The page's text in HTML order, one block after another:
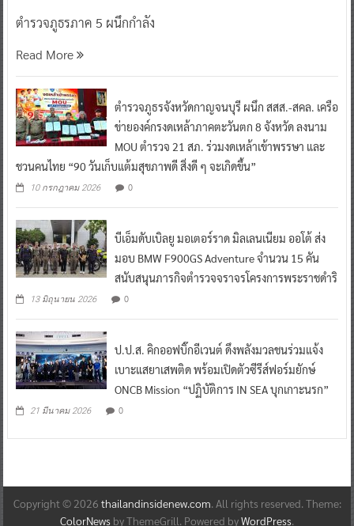
ตำรวจภูธรภาค 5 ผนึกกำลัง
Read More
ตำรวจภูธรจังหวัดกาญจนบุรี ผนึก สสส.-สคล. เครือ
ข่ายองค์กรงดเหล้าภาคตะวันตก 8 จังหวัด ลงนาม
MOU ตำรวจ 21 สภ. ร่วมงดเหล้าเข้าพรรษา และ
ชวนคนไทย “90 วันเก็บแต้มสุขภาพดี สิ่งดี ๆ จะเกิดขึ้น”
10 กรกฎาคม 2026 0
บีเอ็มดับเบิลยู มอเตอร์ราด มิลเลนเนียม ออโต้ ส่ง
มอบ BMW F900GS Adventure จำนวน 15 คัน
สนับสนุนภารกิจตำรวจจราจรโครงการพระราชดำริ
13 มิถุนายน 2026 0
ป.ป.ส. คิกออฟบิ๊กอีเวนต์ ดึงพลังมวลชนร่วมแจ้ง
เบาะแสยาเสพติด พร้อมเปิดตัวซีรีส์ฟอร์มยักษ์
ONCB Mission “ปฏิบัติการ IN SEA บุกเกาะนรก”
21 มีนาคม 2026 0
Copyright © 2026 thailandinsidenew.com. All rights reserved. Theme:
ColorNews by ThemeGrill. Powered byWordPress.